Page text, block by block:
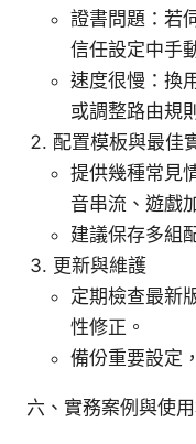
證書問題：若
信任設定中手
速度很慢：換
或調整路由規
配置模板與最佳
提供幾種常見
音串流、遊戲
建議保存多組
更新與維護
定期檢查最新
性修正。
備份重要設定
六、實務案例與使